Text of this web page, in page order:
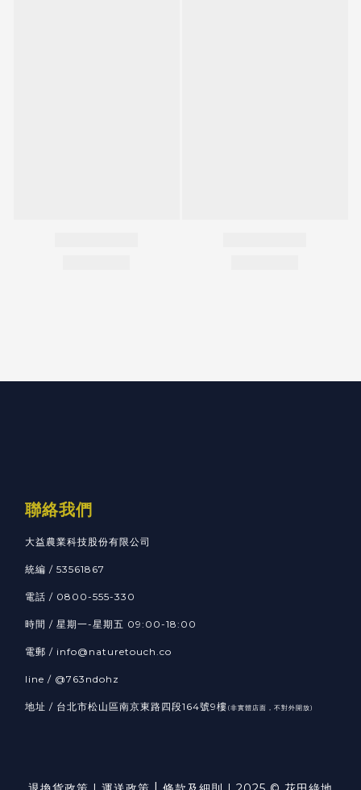
聯絡我們
大益農業科技股份有限公司
統編 / 53561867
電話 / 0800-555-330
時間 / 星期一-星期五 09:00-18:00
電郵 / info@naturetouch.co
line / @763ndohz
地址 / 台北市松山區南京東路四段164號9樓 (非實體店面，不對外開放)